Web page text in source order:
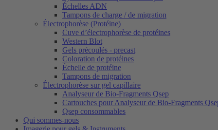
Échelles ADN
Tampons de charge / de migration
Électrophorèse (Protéine)
Cuve d’électrophorèse de protéines
Western Blot
Gels précoulés - precast
Coloration de protéines
Échelle de protéine
Tampons de migration
Électrophorèse sur gel capillaire
Analyseur de Bio-Fragments Qsep
Cartouches pour Analyseur de Bio-Fragments
Qsep consommables
Qui sommes-nous